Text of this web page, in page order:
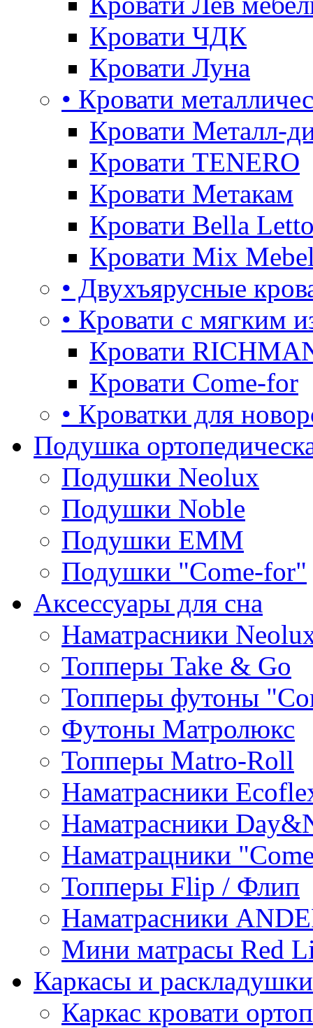
Кровати ЧДК
Кровати Луна
• Кровати
Кровати Металл-
Кровати TENERO
Кровати Метакам
Кровати Bella
Кровати Mix
• Двухъярусные
• Кровати с мягким
Кровати
Кровати Come-for
• Кроватки для
Подушка
Подушки Neolux
Подушки Noble
Подушки ЕММ
Подушки "Come-for"
Аксессуары для сна
Наматрасники
Топперы Take & Go
Топперы футоны
Футоны Матролюкс
Топперы Matro-Roll
Наматрасники
Наматрасники
Наматрацники
Топперы Flip / Флип
Наматрасники
Мини матрасы Red
Каркасы и раскладушки
Каркас кровати